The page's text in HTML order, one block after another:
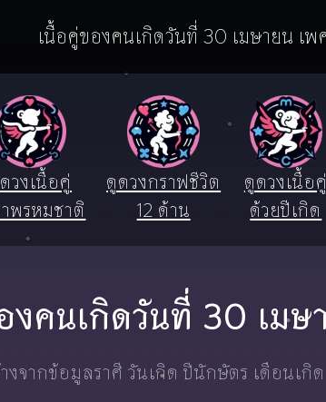
เนื้อคู่ของคนเกิดวันที่ 30 เมษายน เพ
วงเนื้อคู่
พรหมชาติ
ดูดวงกราฟชีวิต
12 ด้าน
ดูดวงเนื้อคู่
ด้วยปีเกิด
งคนเกิดวันที่ 30 เมษ
งจากข้อมูลราศี วันเกิด ปีนักษัตร เดือนเ